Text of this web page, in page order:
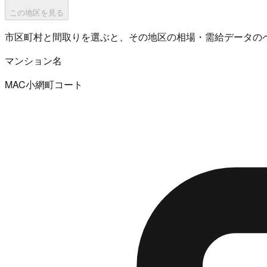
この地区を見る
市区町村と間取りを選ぶと、その地区の相場・需給データの
マンション名
MAC小網町コート